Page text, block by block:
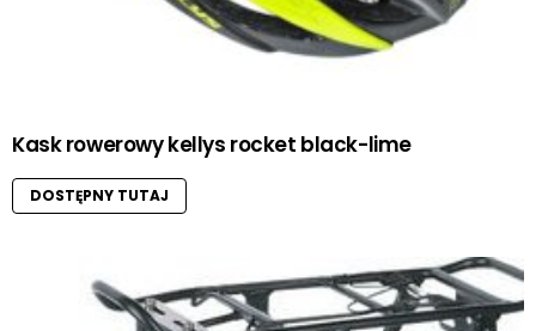
Kask rowerowy kellys rocket black-lime
DOSTĘPNY TUTAJ